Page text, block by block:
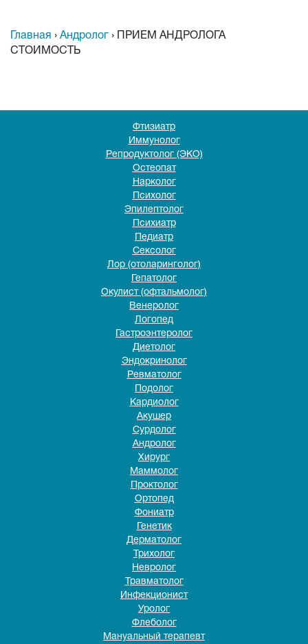
Главная › Андролог ›
ПРИЕМ АНДРОЛОГА
СТОИМОСТЬ
Фтизиатр
Иммунолог
Репродуктолог (ЭКО)
Остеопат
Нарколог
Психолог
Эпилептолог
Психиатр
Педиатр
Сексолог
Лор (отоларинголог)
Гепатолог
Окулист (офтальмолог)
Венеролог
Логопед
Гастроэнтеролог
Диетолог
Эндокринолог
Ревматолог
Подолог
Кардиолог
Акушер
Сурдолог
Андролог
Хирург
Маммолог
Проктолог
Ортопед
Фониатр
Генетик
Дерматолог
Трихолог
Невролог
Травматолог
Инфекционист
Уролог
Флеболог
Мануальный терапевт